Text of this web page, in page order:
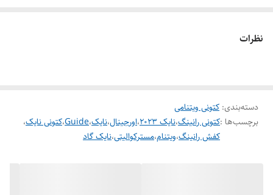
نخی اطمینان حاصل می کند که استفاده آسانی دارد.
نظرات
دسته‌بندی: کتونی ویتنامی
برچسب‌ها :کتونی رانینگ،نایک ۲۰۲۳ ،اورجینال،نایک،Guide،کتونی نایک،
کفش رانینگ،ویتنام،مسترکوالیتی،نایک گاد